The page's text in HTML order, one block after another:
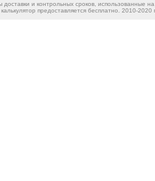
и контрольных сроков, использованные
предоставляется бесплатно. 2010-2020